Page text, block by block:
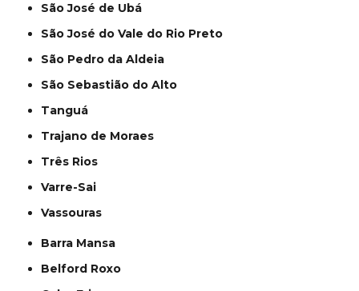
São José de Ubá
São José do Vale do Rio Preto
São Pedro da Aldeia
São Sebastião do Alto
Tanguá
Trajano de Moraes
Três Rios
Varre-Sai
Vassouras
Barra Mansa
Belford Roxo